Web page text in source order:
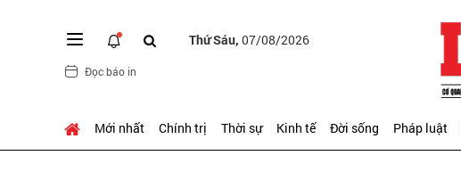
Thứ Sáu, 07/08/2026
Đọc báo in
Mới nhất Chính trị Thời sự Kinh tế Đời sống Pháp luật